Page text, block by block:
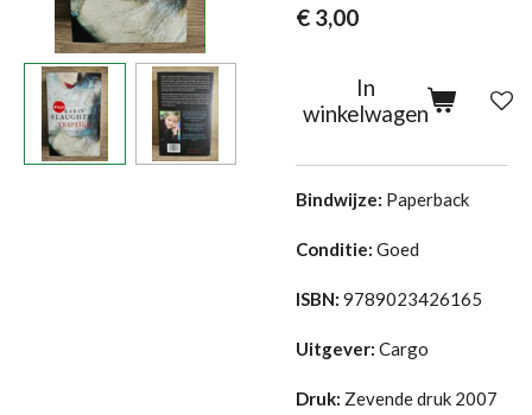
€ 3,00
In
winkelwagen
Bindwijze: Paperback
Conditie: Goed
ISBN: 9789023426165
Uitgever: Cargo
Druk: Zevende druk 2007